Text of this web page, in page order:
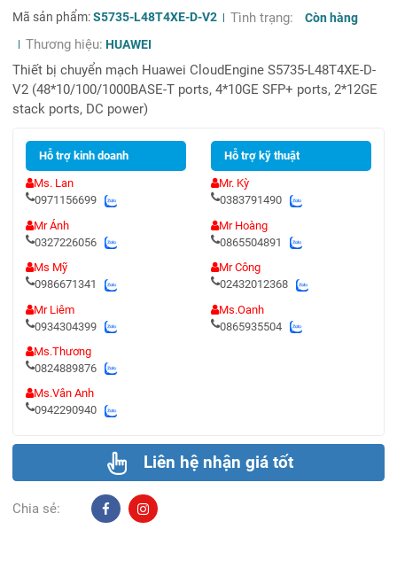
Mã sản phẩm:S5735-L48T4XE-D-V2 Tình trạng: Còn hàng
Thương hiệu: HUAWEI
Thiết bị chuyển mạch Huawei CloudEngine S5735-L48T4XE-D-
V2 (48*10/100/1000BASE-T ports, 4*10GE SFP+ ports, 2*12GE
stack ports, DC power)
Hỗ trợ kinh doanh
Ms. Lan
0971156699
Mr Ánh
0327226056
Ms Mỹ
0986671341
Mr Liêm
0934304399
Ms.Thương
0824889876
Ms.Vân Anh
0942290940
Hỗ trợ kỹ thuật
Mr. Kỳ
0383791490
Mr Hoàng
0865504891
Mr Công
02432012368
Ms.Oanh
0865935504
Liên hệ nhận giá tốt
Chia sẻ: